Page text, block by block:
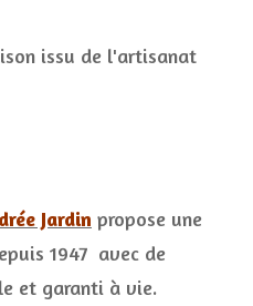
Jardin propose une
1947 avec de
et garanti à vie.